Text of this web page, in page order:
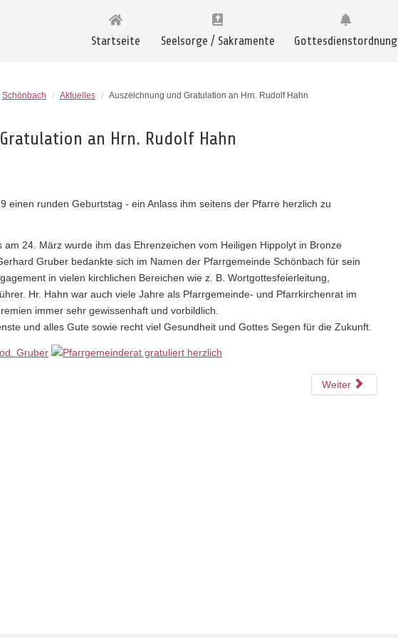
Startseite Seelsorge / Sakramente Gottesdienstordnung
Schönbach / Aktuelles / Auszeichnung und Gratulation an Hrn. Rudolf Hahn
an Hrn. Rudolf Hahn
einen runden Geburtstag - ein Anlass ihm seitens der Pfarre herzlich zu
am 24. März wurde ihm das Ehrenzeichen vom Heiligen Hippolyt in Bronze
Gruber bedankte sich im Namen der Pfarrgemeinde Schönbach für sein
in vielen kirchlichen Bereichen wie z. B. Wortgottesfeierleitung,
Hr. Hahn war auch viele Jahre als Pfarrgemeinde- und Pfarrkirchenrat im
immer sehr gewissenhaft und vorbildlich.
und alles Gute sowie recht viel Gesundheit und Gottes Segen für die Zukunft.
Weiter